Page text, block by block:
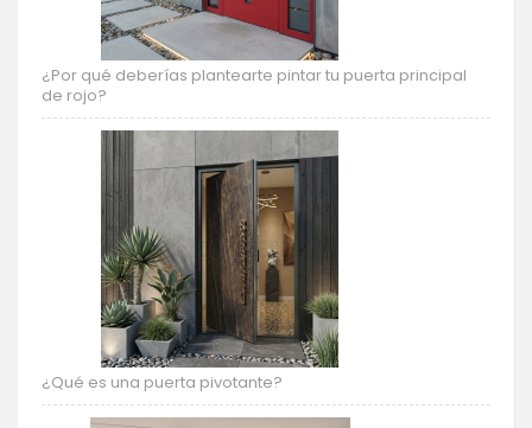
¿Por qué deberías plantearte pintar tu puerta principal
de rojo?
¿Qué es una puerta pivotante?